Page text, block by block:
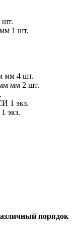
шт.
1 шт.
мм 4 шт.
мм 2 шт.
1 экз.
экз.
порядок